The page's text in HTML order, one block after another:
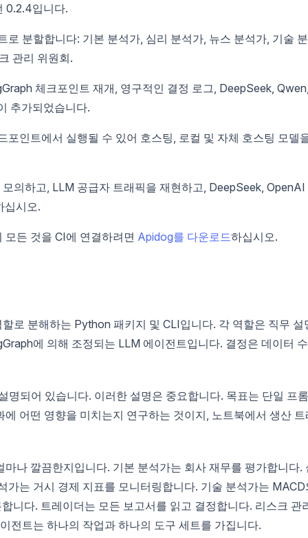
0.2.4입니다.
분할합니다: 기본 분석가, 심리 분석가, 뉴스 분석가, 기술
관리 위원회.
체크포인트 재개, 영구적인 결정 로그, DeepSeek, Qwen,
추가되었습니다.
인트에서 실행될 수 있어 호스팅, 로컬 및 자체 호스팅 모델
의하고, LLM 공급자 트래픽을 재현하고, DeepSeek, OpenAI
십시오.
든 것을 CI에 연결하려면 Apidog를 다운로드하십시오.
로 분해하는 Python 패키지 및 CLI입니다. 각 역할은 직무 설
에 의해 조정되는 LLM 에이전트입니다. 결정은 데이터 수
명되어 있습니다. 이러한 설명은 중요합니다. 목표는 단일 프롬
어떤 영향을 미치는지 연구하는 것이지, 노트북에서 생산 트
나 깔끔한지입니다. 기본 분석가는 회사 재무를 평가합니다.
가는 거시 경제 지표를 모니터링합니다. 기술 분석가는 MACD
니다. 트레이더는 모든 보고서를 읽고 결정합니다. 리스크 관
전트는 하나의 작업과 하나의 도구 세트를 가집니다.